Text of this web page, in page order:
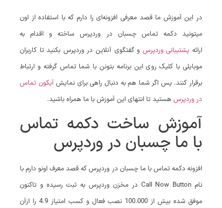
در این آموزش ما قصد معرفی افزونه‌ای را دارم که با استفاده از اون
میتونید دکمه تماس چسبان در وردپرس ساخته و اقدام به
ارائه پشتیبانی وردپرس و گفتگوی آنلاین در وردپرس بکنید تا کاربران
موبایلی با کلیک روی این برنامه بتونن با شما تماس گرفته و ارتباط
برقرار کنند. پس اگر شما هم به دنبال راهی برای نمایش آیکون تماس
در وردپرس هستید تا انتهای این آموزش با ما همراه باشید.
آموزش ساخت دکمه تماس
با ما چسبان در وردپرس
افزونه دکمه تماس با ما چسبان در وردپرس که قصد معرف اونو دارم با
نام Call Now Button در مخزن وردپرس به ثبت رسیده و تاکنون
موفق شده بیش از 100.000 نصب فعال و کسب امتیاز 4.9 را ازآن